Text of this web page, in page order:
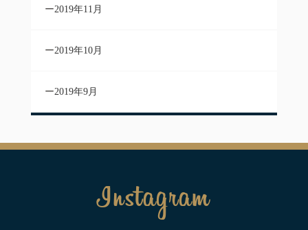
2019年11月
2019年10月
2019年9月
Instagram